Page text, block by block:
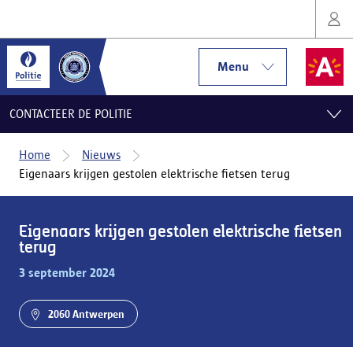
Menu
CONTACTEER DE POLITIE
Home
Nieuws
Eigenaars krijgen gestolen elektrische fietsen terug
Eigenaars krijgen gestolen elektrische fietsen
terug
3 september 2024
2060 Antwerpen